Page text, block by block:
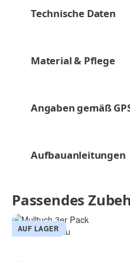
Technische Daten
Material & Pflege
Angaben gemäß
Aufbauanleitungen
Passendes
AUF LAGER